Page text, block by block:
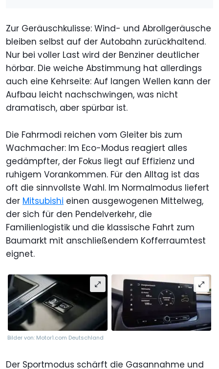
Zur Geräuschkulisse: Wind- und Abrollgeräusche
bleiben selbst auf der Autobahn zurückhaltend.
Nur bei voller Last wird der Benziner deutlicher
hörbar. Die weiche Abstimmung hat allerdings
auch eine Kehrseite: Auf langen Wellen kann der
Aufbau leicht nachschwingen, was nicht
dramatisch, aber spürbar ist.
Die Fahrmodi reichen vom Gleiter bis zum
Wachmacher: Im Eco-Modus reagiert alles
gedämpfter, der Fokus liegt auf Effizienz und
ruhigem Vorankommen. Für den Alltag ist das
oft die sinnvollste Wahl. Im Normalmodus liefert
der Mitsubishi einen ausgewogenen Mittelweg,
der sich für den Pendelverkehr, die
Familienlogistik und die klassische Fahrt zum
Baumarkt mit anschließendem Kofferraumtest
eignet.
Bilder von: Motor1.com Deutschland
Der Sportmodus schärft die Gasannahme und